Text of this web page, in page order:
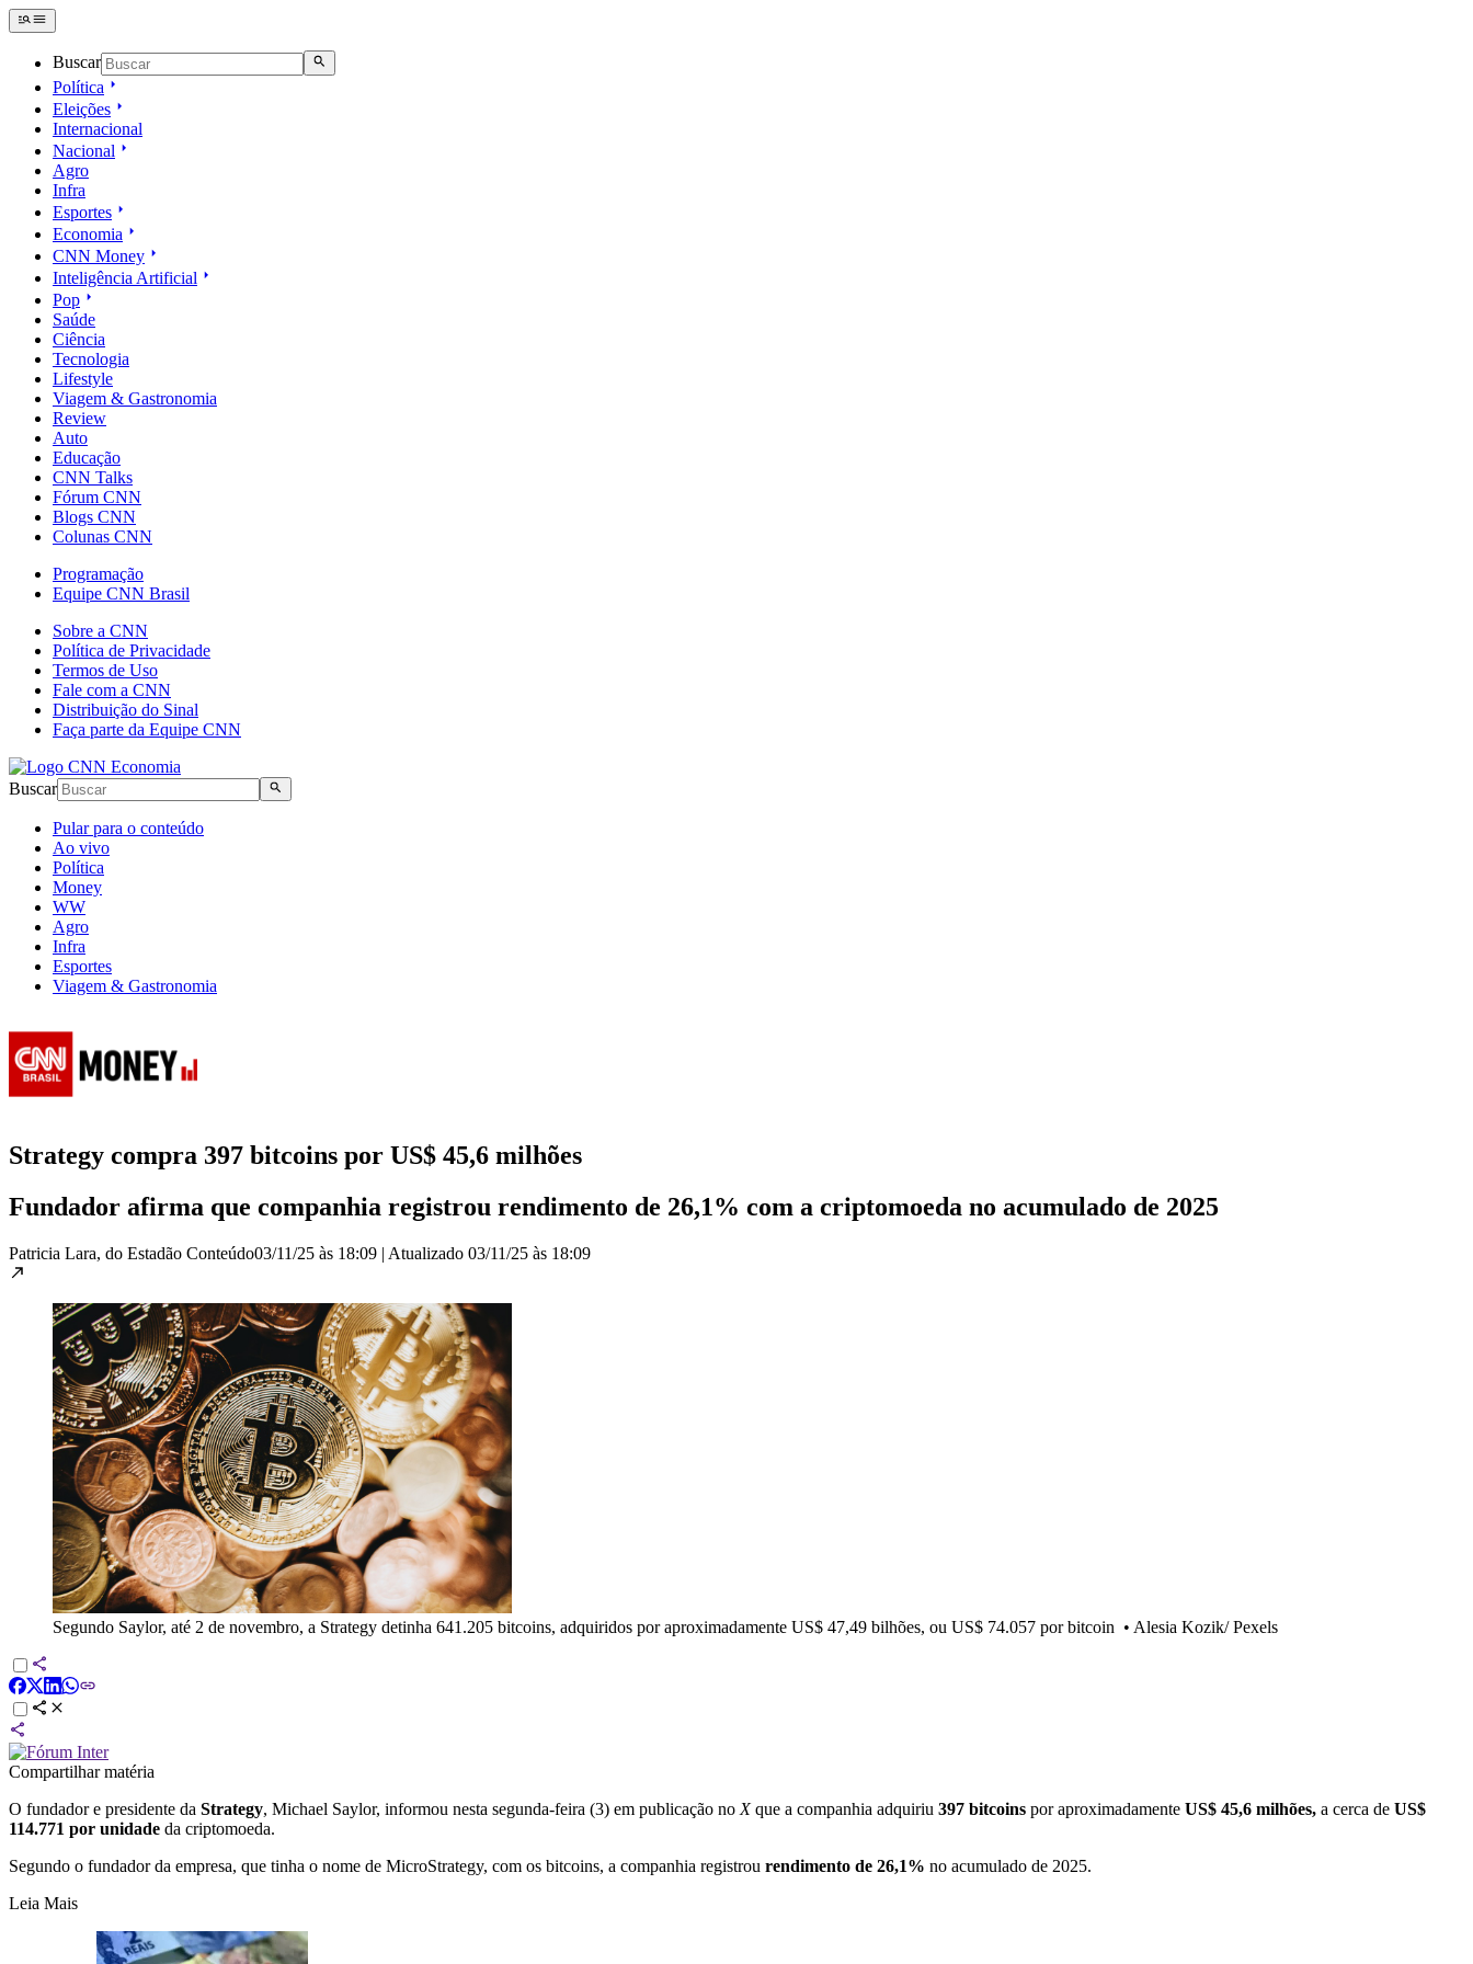
Buscar
Política
Eleições
Internacional
Nacional
Agro
Infra
Esportes
Economia
CNN Money
Inteligência Artificial
Pop
Saúde
Ciência
Tecnologia
Lifestyle
Viagem & Gastronomia
Review
Auto
Educação
CNN Talks
Fórum CNN
Blogs CNN
Colunas CNN
Programação
Equipe CNN Brasil
Sobre a CNN
Política de Privacidade
Termos de Uso
Fale com a CNN
Distribuição do Sinal
Faça parte da Equipe CNN
Buscar
Pular para o conteúdo
Ao vivo
Política
Money
WW
Agro
Infra
Esportes
Viagem & Gastronomia
Strategy compra 397 bitcoins por US$ 45,6 milhões
Fundador afirma que companhia registrou rendimento de 26,1% com a criptomoeda no acumulado de 2025
Patricia Lara, do Estadão Conteúdo03/11/25 às 18:09 | Atualizado 03/11/25 às 18:09
Segundo Saylor, até 2 de novembro, a Strategy detinha 641.205 bitcoins, adquiridos por aproximadamente US$ 47,49 bilhões, ou US$ 74.057 por bitcoin • Alesia Kozik/ Pexels
Compartilhar matéria
O fundador e presidente da Strategy, Michael Saylor, informou nesta segunda-feira (3) em publicação no Xque a companhia adquiriu 397 bitcoins por aproximadamente US$ 45,6 milhões, a cerca de US$
114.771 por unidade da criptomoeda.
Segundo o fundador da empresa, que tinha o nome de MicroStrategy, com os bitcoins, a companhia registrou rendimento de 26,1% no acumulado de 2025.
Leia Mais